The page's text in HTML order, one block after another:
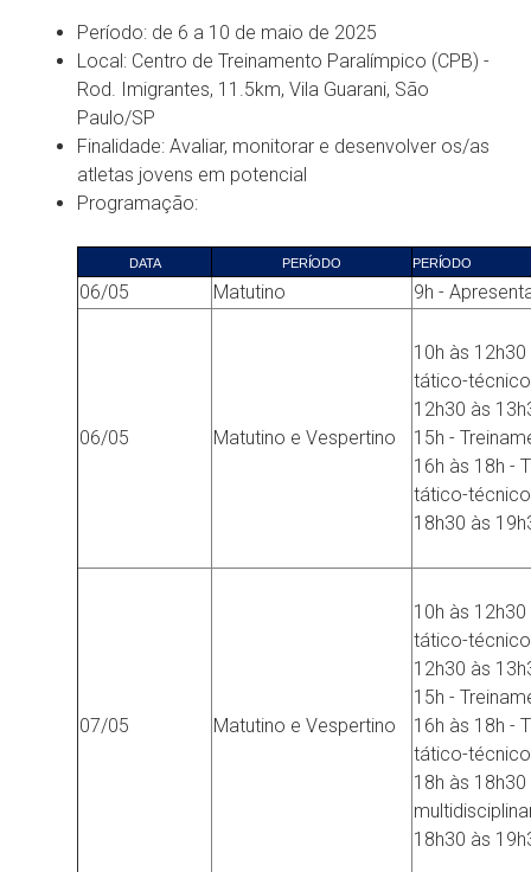
Período: de 6 a 10 de maio de 2025
Local: Centro de Treinamento Paralímpico (CPB) -
Rod. Imigrantes, 11.5km, Vila Guarani, São
Paulo/SP
Finalidade: Avaliar, monitorar e desenvolver os/as
atletas jovens em potencial
Programação:
DATA PERÍODO PERÍODO
06/05 Matutino 9h -
06/05 Matutino e Vespertino
10h às
tático-
12h30 às
15h -
16h às 18h -
tático-
18h30 às
07/05 Matutino e Vespertino
10h às
tático-
12h30 às
15h -
16h às 18h -
tático-
18h às
18h30 às